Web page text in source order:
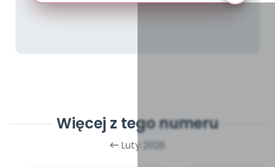
Więcej z tego numeru
Luty 2026